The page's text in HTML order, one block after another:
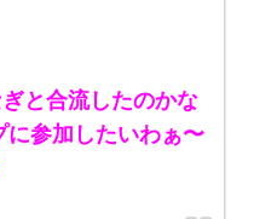
と合流したのかな
に参加したいわぁ〜